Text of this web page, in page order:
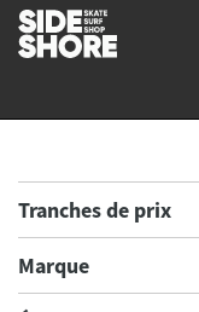
Tranches de prix
Marque